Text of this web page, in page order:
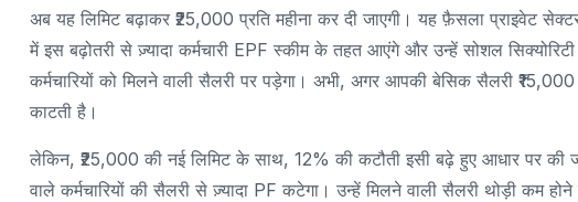
अब यह लिमिट बढ़ाकर ₹25,000 प्रति महीना कर दी जाएगी। यह फ़ैसला प्राइवेट
में इस बढ़ोतरी से ज़्यादा कर्मचारी EPF स्कीम के तहत आएंगे और उन्हें सोशल
कर्मचारियों को मिलने वाली सैलरी पर पड़ेगा। अभी, अगर आपकी बेसिक सैलरी
काटती है।
लेकिन, ₹25,000 की नई लिमिट के साथ, 12% की कटौती इसी बढ़े हुए आधार पर
वाले कर्मचारियों की सैलरी से ज़्यादा PF कटेगा। उन्हें मिलने वाली सैलरी थोड़ी कम